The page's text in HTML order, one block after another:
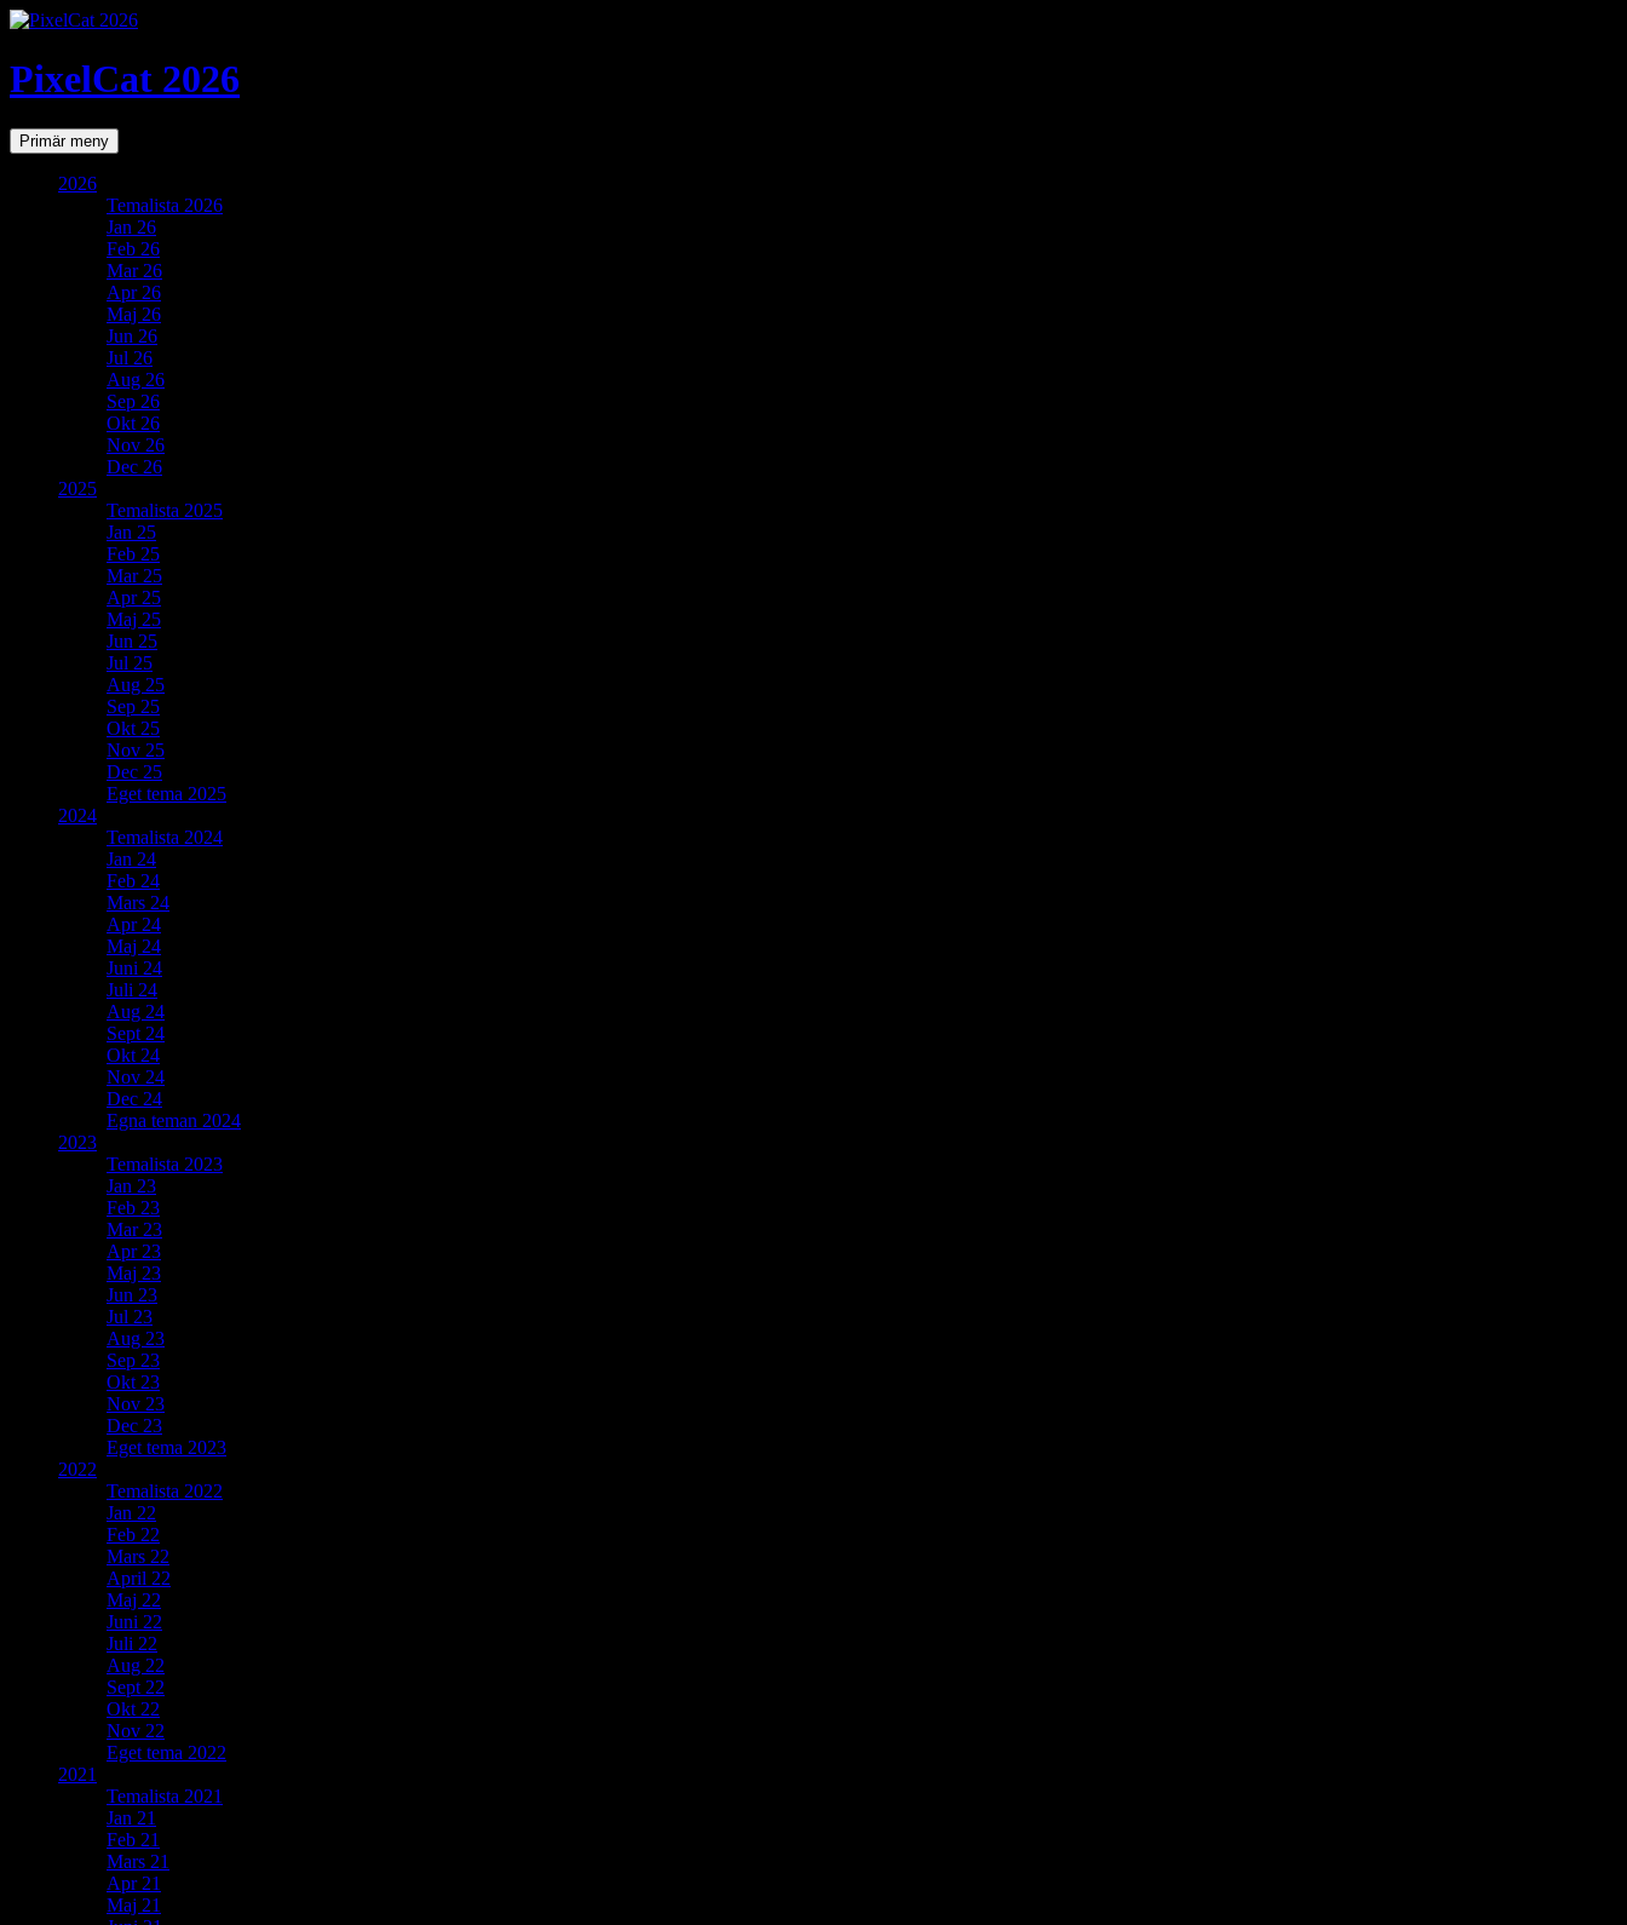
PixelCat 2026
SökPrimär meny Gå
till
2026
Temalista 2026
Jan 26
Feb 26
Mar 26
Apr 26
Maj 26
Jun 26
Jul 26
Aug 26
Sep 26
Okt 26
Nov 26
Dec 26
2025
Temalista 2025
Jan 25
Feb 25
Mar 25
Apr 25
Maj 25
Jun 25
Jul 25
Aug 25
Sep 25
Okt 25
Nov 25
Dec 25
Eget tema 2025
2024
Temalista 2024
Jan 24
Feb 24
Mars 24
Apr 24
Maj 24
Juni 24
Juli 24
Aug 24
Sept 24
Okt 24
Nov 24
Dec 24
Egna teman 2024
2023
Temalista 2023
Jan 23
Feb 23
Mar 23
Apr 23
Maj 23
Jun 23
Jul 23
Aug 23
Sep 23
Okt 23
Nov 23
Dec 23
Eget tema 2023
2022
Temalista 2022
Jan 22
Feb 22
Mars 22
April 22
Maj 22
Juni 22
Juli 22
Aug 22
Sept 22
Okt 22
Nov 22
Eget tema 2022
2021
Temalista 2021
Jan 21
Feb 21
Mars 21
Apr 21
Maj 21